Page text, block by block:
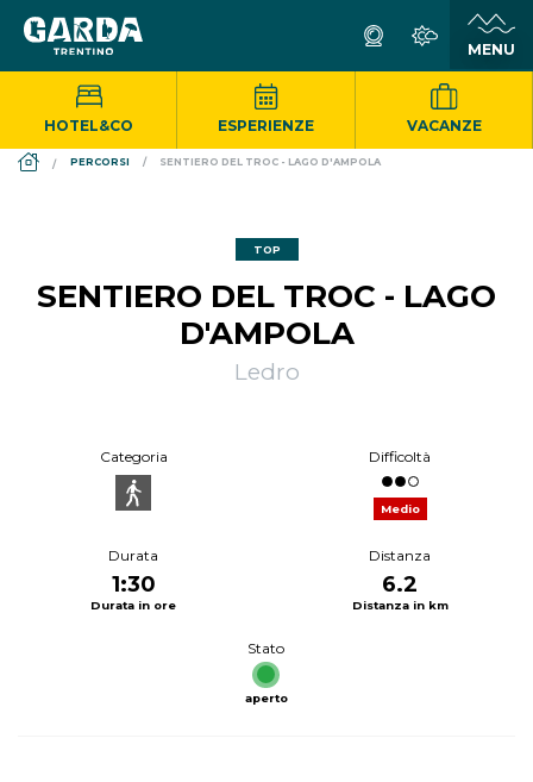
HOTEL&CO ESPERIENZE VACANZE
DS_BREADCRUMB.HOME
PERCORSI SENTIERO DEL TROC - LAGO D'AMPOLA
TOP
SENTIERO DEL TROC - LAGO
D'AMPOLA
Ledro
Categoria Difficoltà
Medio
Durata
1:30
Durata in ore
Distanza
6.2
Distanza in km
Stato
aperto